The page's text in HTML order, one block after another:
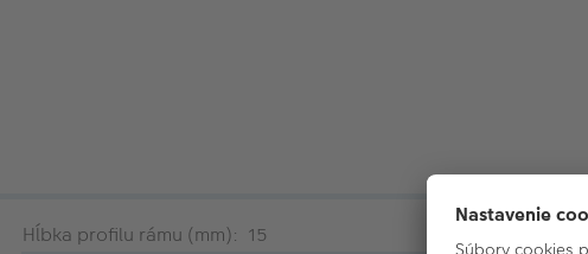
Hĺbka profilu rámu (mm): 15